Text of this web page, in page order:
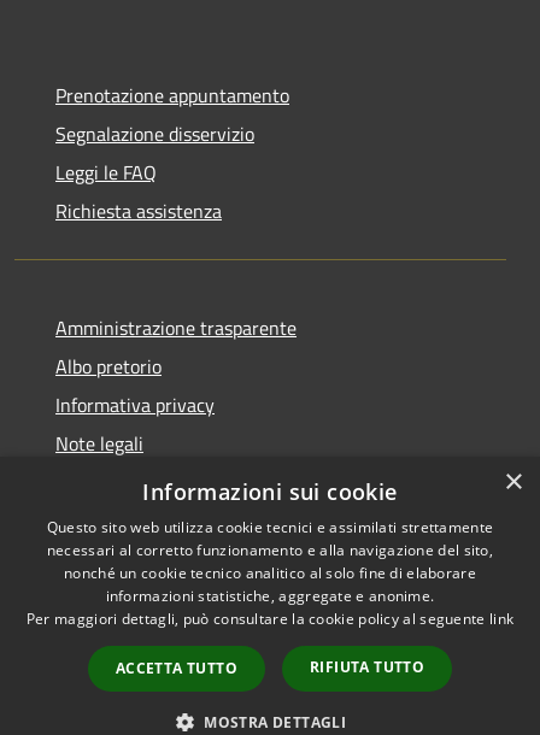
Prenotazione appuntamento
Segnalazione disservizio
Leggi le FAQ
Richiesta assistenza
Amministrazione trasparente
Albo pretorio
Informativa privacy
Note legali
Dichiarazione di accessibilità
Accessibilità
Copyright © 2026 • Comune di
Capralba • Powered by
Municipium•
Accesso
redazione
×
Informazioni sui cookie
Questo sito web utilizza cookie tecnici e assimilati strettamente
necessari al corretto funzionamento e alla navigazione del sito,
nonché un cookie tecnico analitico al solo fine di elaborare
informazioni statistiche, aggregate e anonime.
Per maggiori dettagli, può consultare la cookie policy al seguente link
ACCETTA TUTTO RIFIUTA TUTTO
MOSTRA DETTAGLI